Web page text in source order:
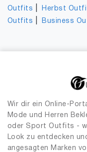
Outfits
Herbst
Outfits
Business
Wir dir ein Online-
Mode und Herren
oder Sport Outfits -
Look zu entdecken
angesagten Marken